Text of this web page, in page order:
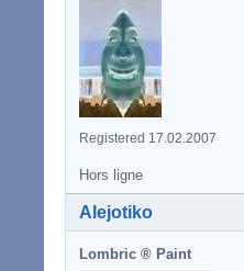
Registered 17.02.2007
Hors ligne
Alejotiko
Lombric ® Paint